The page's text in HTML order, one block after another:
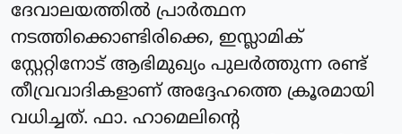
ദേവാലയത്തില്‍ പ്രാര്‍ത്ഥന
നടത്തിക്കൊണ്ടിരിക്കെ, ഇസ്ലാമിക്
സ്റ്റേറ്റിനോട് ആഭിമുഖ്യം പുലര്‍ത്തുന്ന രണ്ട്
തീവ്രവാദികളാണ് അദ്ദേഹത്തെ ക്രൂരമായി
വധിച്ചത്. ഫാ. ഹാമെലിന്റെ